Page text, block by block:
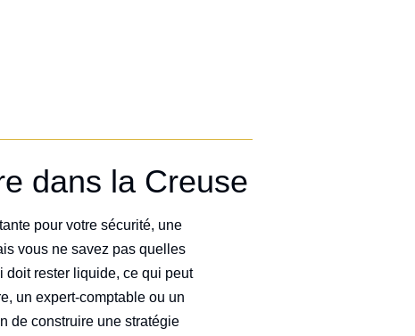
dans la Creuse
pour votre sécurité, une
vous ne savez pas quelles
doit rester liquide, ce qui peut
un expert-comptable ou un
de construire une stratégie